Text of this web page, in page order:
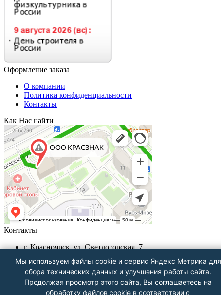
Оформление заказа
О компании
Политика конфиденциальности
Контакты
Как Нас найти
Контакты
г. Красноярск, ул. Светлогорская, 7
Пн-Пт с 9.00 - до 18.00
info@krasznak24.ru
Посмотреть на карте
Мы используем файлы cookie и сервис Яндекс Метрика для
сбора технических данных и улучшения работы сайта.
Продолжая просмотр этого сайта, Вы соглашаетесь на
обработку файлов cookie в соответствии с